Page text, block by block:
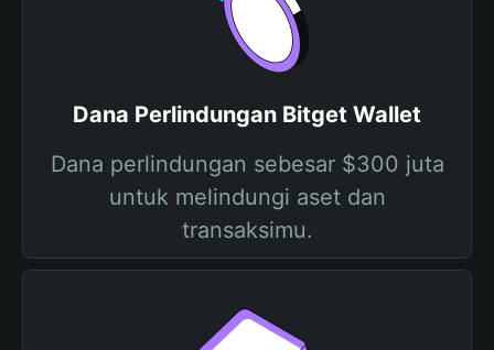
Dana Perlindungan Bitget Wallet
Dana perlindungan sebesar $300 juta
untuk melindungi aset dan
transaksimu.